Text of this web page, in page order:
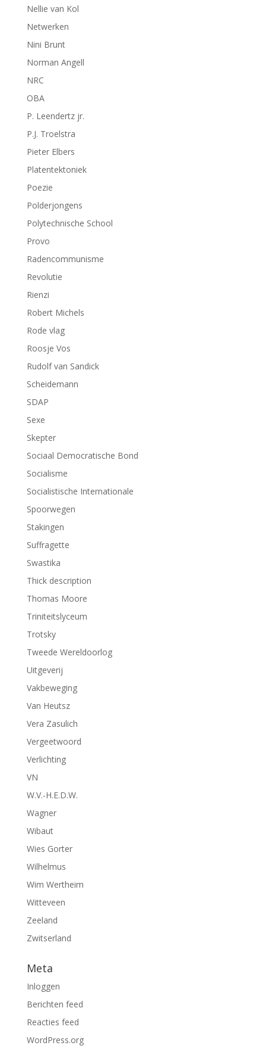
Nellie van Kol
Netwerken
Nini Brunt
Norman Angell
NRC
OBA
P. Leendertz jr.
P.J. Troelstra
Pieter Elbers
Platentektoniek
Poezie
Polderjongens
Polytechnische School
Provo
Radencommunisme
Revolutie
Rienzi
Robert Michels
Rode vlag
Roosje Vos
Rudolf van Sandick
Scheidemann
SDAP
Sexe
Skepter
Sociaal Democratische Bond
Socialisme
Socialistische Internationale
Spoorwegen
Stakingen
Suffragette
Swastika
Thick description
Thomas Moore
Triniteitslyceum
Trotsky
Tweede Wereldoorlog
Uitgeverij
Vakbeweging
Van Heutsz
Vera Zasulich
Vergeetwoord
Verlichting
VN
W.V.-H.E.D.W.
Wagner
Wibaut
Wies Gorter
Wilhelmus
Wim Wertheim
Witteveen
Zeeland
Zwitserland
Meta
Inloggen
Berichten feed
Reacties feed
WordPress.org